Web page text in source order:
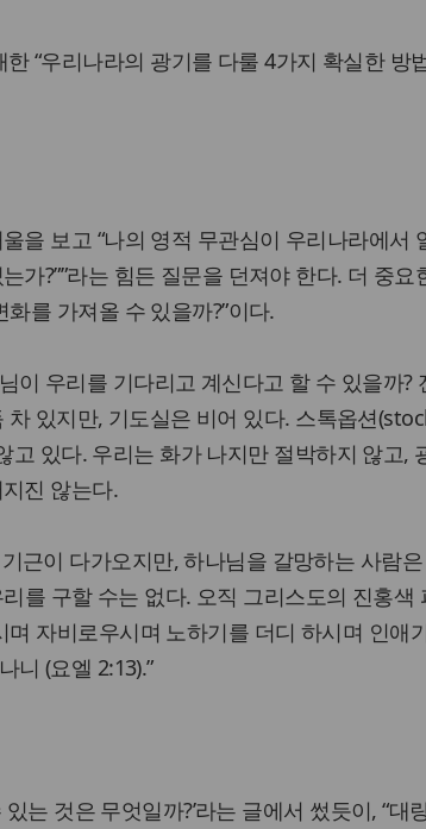
“우리나라의 광기를 다룰 4가지 확실한 방
을 보고 “나의 영적 무관심이 우리나라에서
가?””라는 힘든 질문을 던져야 한다. 더 중요
를 가져올 수 있을까?”이다.
이 우리를 기다리고 계신다고 할 수 있을까?
있지만, 기도실은 비어 있다. 스톡옵션
있다. 우리는 화가 나지만 절박하지 않고,
진 않는다.
근이 다가오지만, 하나님을 갈망하는 사람은
를 구할 수는 없다. 오직 그리스도의 진홍색
자비로우시며 노하기를 더디 하시며 인애
니 (요엘 2:13).”
는 것은 무엇일까?’라는 글에서 썼듯이, “대